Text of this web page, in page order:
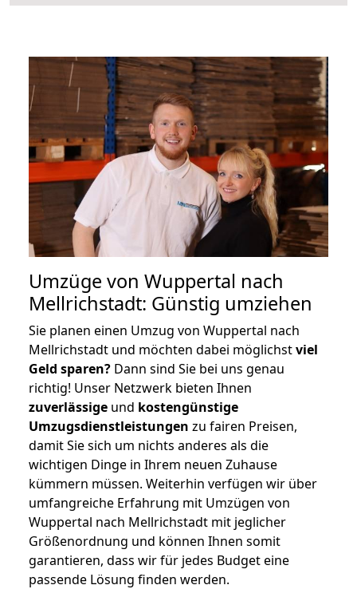
Umzüge von Wuppertal nach
Mellrichstadt: Günstig umziehen
Sie planen einen Umzug von Wuppertal nach
Mellrichstadt und möchten dabei möglichstviel
Geld sparen? Dann sind Sie bei uns genau
richtig! Unser Netzwerk bieten Ihnen
zuverlässige und kostengünstige
Umzugsdienstleistungen zu fairen Preisen,
damit Sie sich um nichts anderes als die
wichtigen Dinge in Ihrem neuen Zuhause
kümmern müssen. Weiterhin verfügen wir über
umfangreiche Erfahrung mit Umzügen von
Wuppertal nach Mellrichstadt mit jeglicher
Größenordnung und können Ihnen somit
garantieren, dass wir für jedes Budget eine
passende Lösung finden werden.